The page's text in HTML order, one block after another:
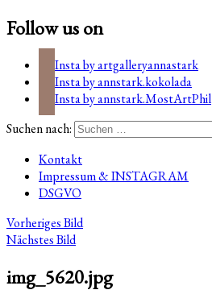
Follow us on
Insta by artgalleryannastark
Insta by annstark.kokolada
Insta by annstark.MostArtPhil
Suchen nach:
Kontakt
Impressum & INSTAGRAM
DSGVO
Vorheriges Bild
Nächstes Bild
img_5620.jpg